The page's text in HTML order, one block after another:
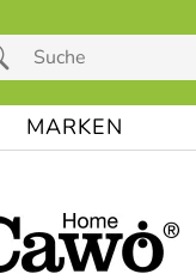
MARKEN